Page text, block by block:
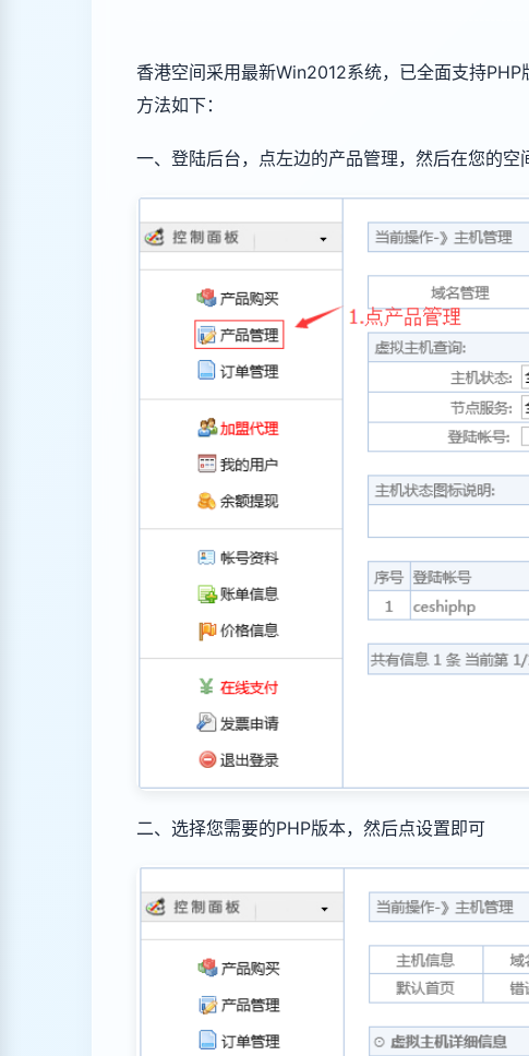
香港空间采用最新Win2012系统，已全面支持
方法如下：
一、登陆后台，点左边的产品管理，然后在您的空
二、选择您需要的PHP版本，然后点设置即可